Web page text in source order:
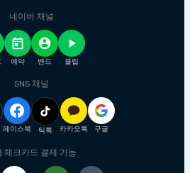
네이버 채널
예약 밴드 클립
SNS 채널
페이스북 틱톡 카카오톡 구글
·체크카드 결제 가능